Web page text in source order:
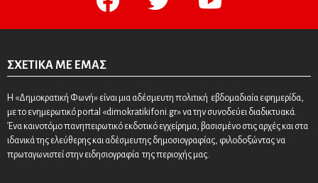
ΣΧΕΤΙΚΆ ΜΕ ΕΜΆΣ
Η «Δημοκρατική Φωνή» είναι μια αδέσμευτη πολιτική εβδομαδιαία εφημερίδα,
με το ενημερωτικό portal «dimokratikifoni.gr» να την συνοδεύει διαδικτυακά.
Ένα καινοτόμο πανηπειρωτικό εκδοτικό εγχείρημα, βασισμένο στις αρχές και στα
ιδανικά της ελεύθερης και αδέσμευτης δημοσιογραφίας, φιλοδοξώντας να
πρωταγωνιστεί στην ειδησιογραφία της περιοχής μας.